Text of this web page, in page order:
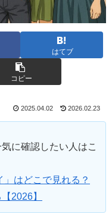
はてブ
コピー
2025.04.02 2026.02.23
に確認したい人はこ
はどこで見れる？
2026】